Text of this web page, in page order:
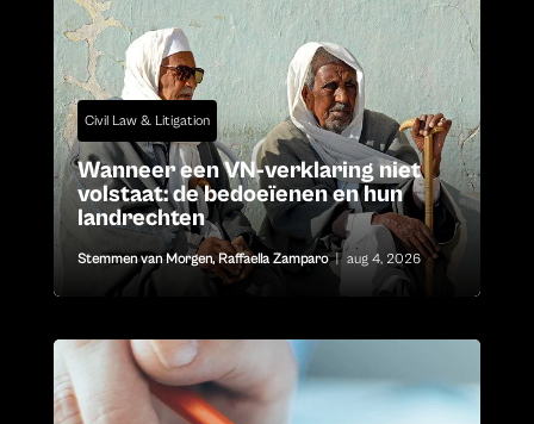
Civil Law & Litigation
Wanneer een VN-verklaring niet
volstaat: de bedoeïenen en hun
landrechten
Stemmen van Morgen,Raffaella Zamparo | aug 4, 2026